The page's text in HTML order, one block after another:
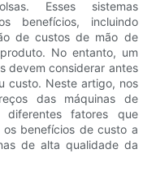
Esses sistemas
benefícios, incluindo
de custos de mão de
No entanto, um
devem considerar antes
custo. Neste artigo, nos
das máquinas de
fatores que
os benefícios de custo a
de alta qualidade da